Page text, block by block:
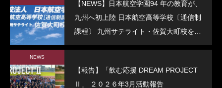
【NEWS】日本航空学園94 年の教育が、
九州へ初上陸 日本航空高等学校〔通信制
課程〕 九州サテライト・佐賀大町校を開
校
NEWS
【報告】「飲む応援 DREAM PROJECT
Ⅱ」 ２０２６年3月活動報告